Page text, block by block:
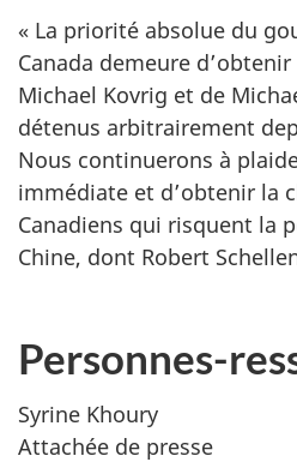
« La priorité absolue du
Canada demeure
Michael Kovrig et de
détenus arbitrairement
Nous continuerons à
immédiate et d’obtenir la
Canadiens qui risquent la
Chine, dont Robert
Personnes-
Syrine Khoury
Attachée de presse